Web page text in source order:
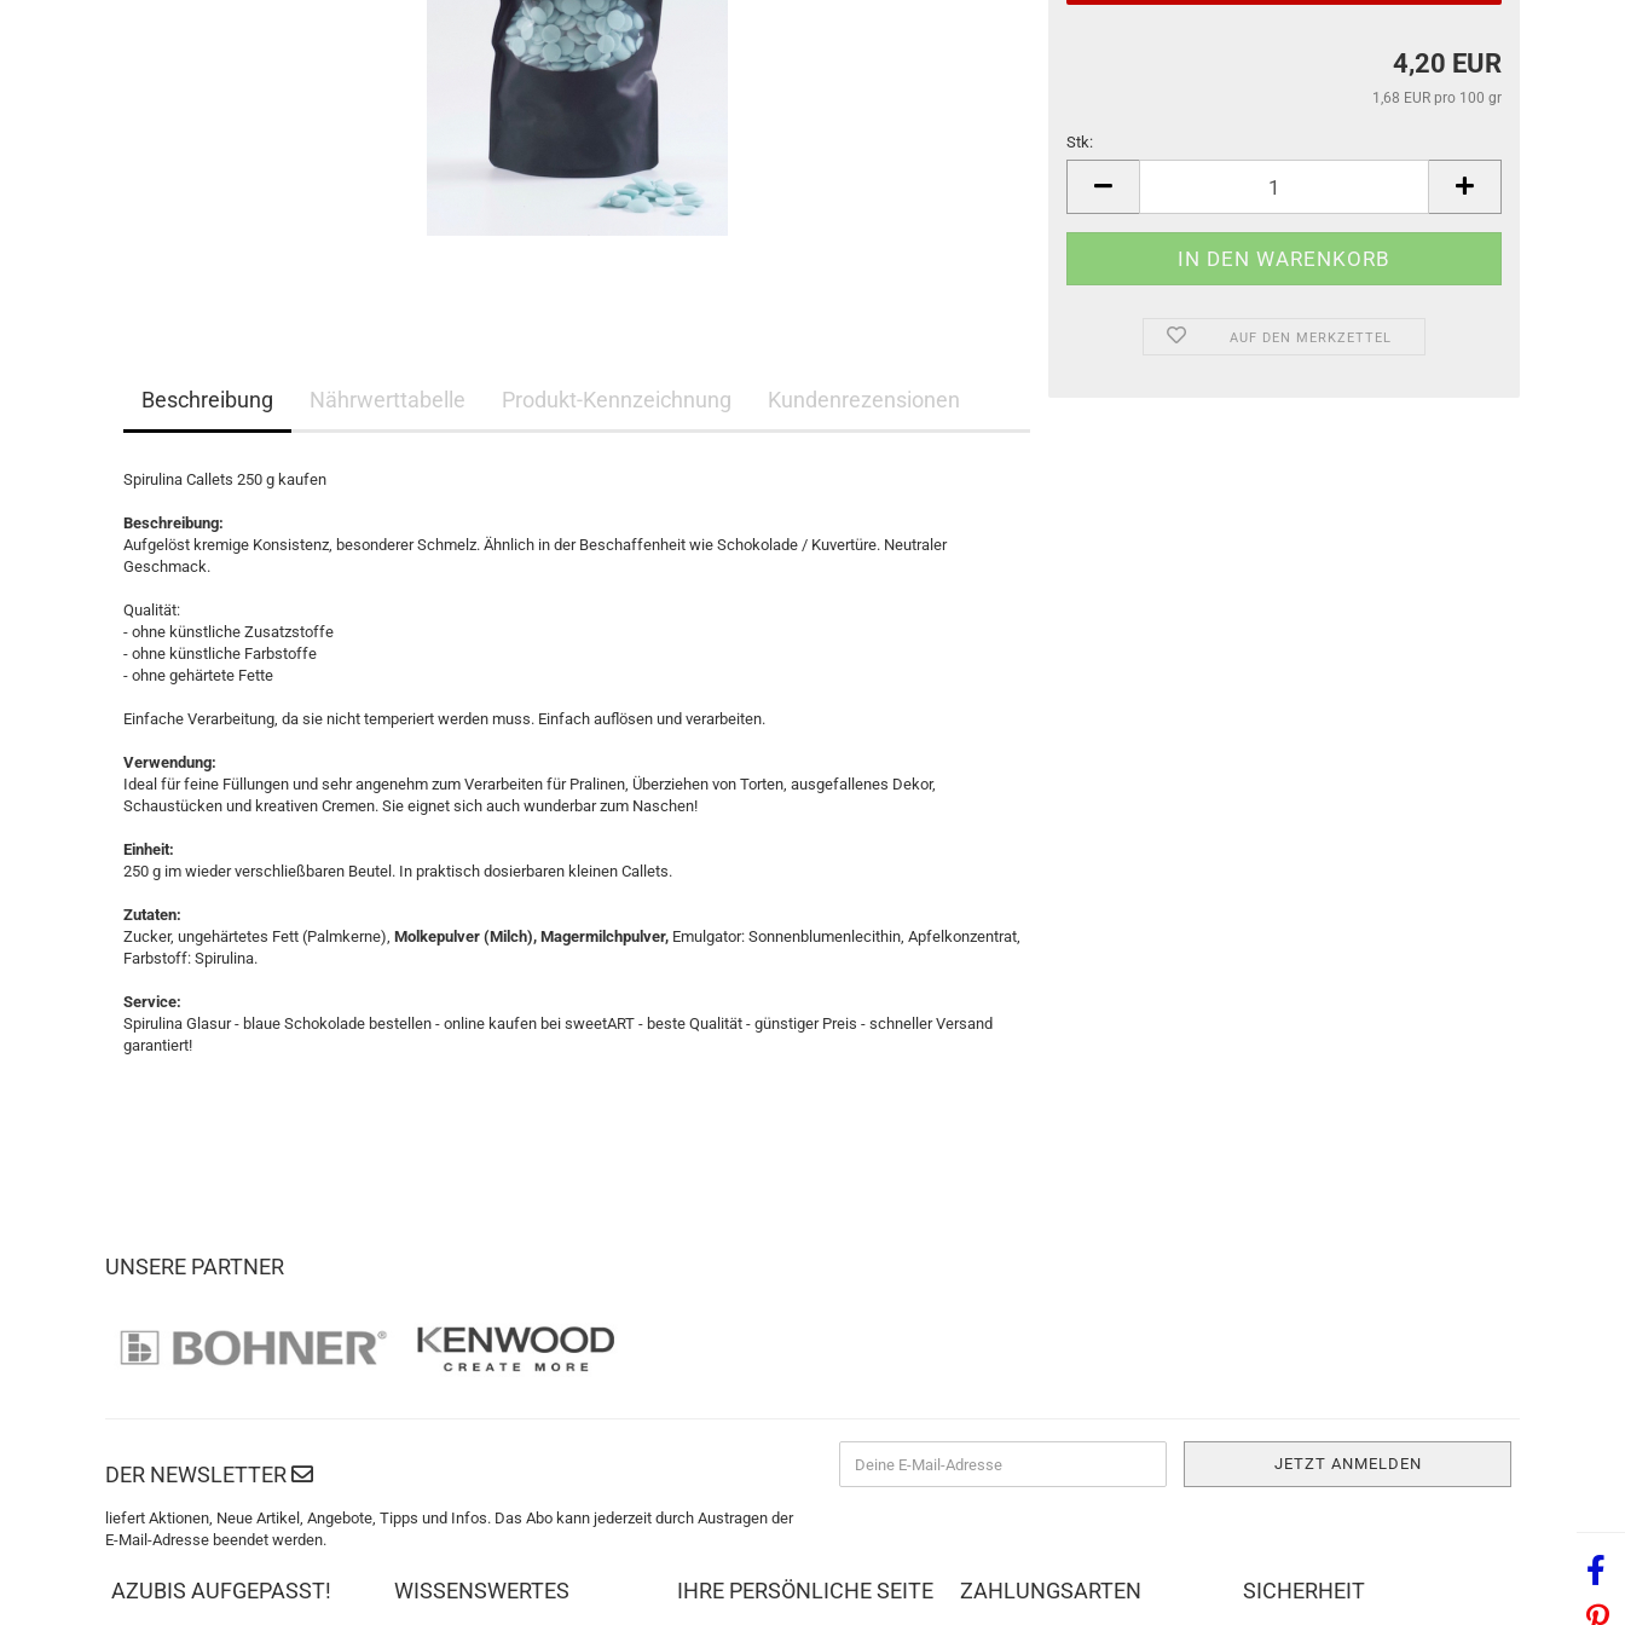
4,20 EUR
1,68 EUR pro 100 gr
Stk:
AUF DEN MERKZETTEL
Beschreibung Nährwerttabelle Produkt-Kennzeichnung Kundenrezensionen
Spirulina Callets 250 g kaufen
Beschreibung:
Aufgelöst kremige Konsistenz, besonderer Schmelz. Ähnlich in der Beschaffenheit wie Schokolade / Kuvertüre. Neutraler
Geschmack.
Qualität:
- ohne künstliche Zusatzstoffe
- ohne künstliche Farbstoffe
- ohne gehärtete Fette
​Einfache Verarbeitung, da sie nicht temperiert werden muss. Einfach auflösen und verarbeiten.
Verwendung:
Ideal für feine Füllungen und sehr angenehm zum Verarbeiten für Pralinen, Überziehen von Torten, ausgefallenes Dekor,
Schaustücken und kreativen Cremen. Sie eignet sich auch wunderbar zum Naschen!
Einheit:
250 g im wieder verschließbaren Beutel. In praktisch dosierbaren kleinen Callets.
Zutaten:
Zucker, ungehärtetes Fett (Palmkerne), Molkepulver (Milch), Magermilchpulver, Emulgator: Sonnenblumenlecithin, Apfelkonzentrat,
Farbstoff: Spirulina.
Service:
Spirulina Glasur - blaue Schokolade bestellen - online kaufen bei sweetART - beste Qualität - günstiger Preis - schneller Versand
garantiert!
UNSERE PARTNER
DER NEWSLETTER
liefert Aktionen, Neue Artikel, Angebote, Tipps und Infos. Das Abo kann jederzeit durch Austragen der
E-Mail-Adresse beendet werden.
AZUBIS AUFGEPASST! WISSENSWERTES IHRE PERSÖNLICHE SEITE ZAHLUNGSARTEN SICHERHEIT